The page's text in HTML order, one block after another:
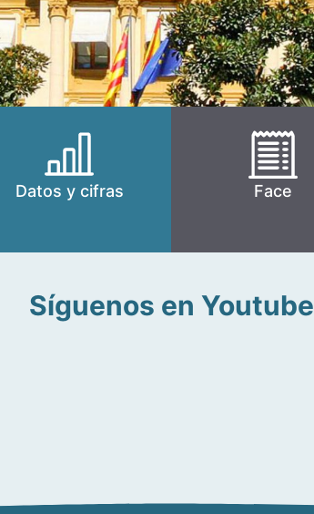
Datos y cifras Face
Síguenos en Youtube